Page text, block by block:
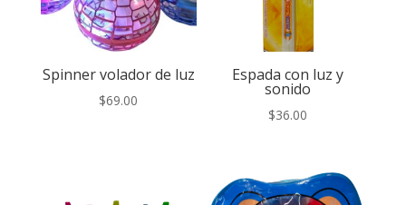
Spinner volador de luz
$69.00
Espada con luz y
sonido
$36.00